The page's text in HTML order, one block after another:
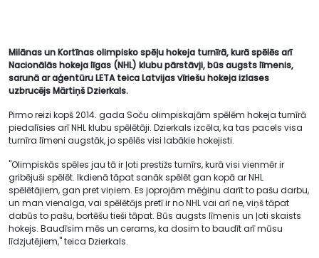
Milānas un Kortīnas olimpisko spēļu hokeja turnīrā, kurā spēlēs arī
Nacionālās hokeja līgas (NHL) klubu pārstāvji, būs augsts līmenis,
sarunā ar aģentūru LETA teica Latvijas vīriešu hokeja izlases
uzbrucējs Mārtiņš Dzierkals.
Pirmo reizi kopš 2014. gada Soču olimpiskajām spēlēm hokeja turnīrā
piedalīsies arī NHL klubu spēlētāji. Dzierkals izcēla, ka tas pacels visa
turnīra līmeni augstāk, jo spēlēs visi labākie hokejisti.
"Olimpiskās spēles jau tā ir ļoti prestižs turnīrs, kurā visi vienmēr ir
gribējuši spēlēt. Ikdienā tāpat sanāk spēlēt gan kopā ar NHL
spēlētājiem, gan pret viņiem. Es joprojām mēģinu darīt to pašu darbu,
un man vienalga, vai spēlētājs pretī ir no NHL vai arī ne, viņš tāpat
dabūs to pašu, bortēšu tieši tāpat. Būs augsts līmenis un ļoti skaists
hokejs. Baudīsim mēs un cerams, ka dosim to baudīt arī mūsu
līdzjutējiem," teica Dzierkals.